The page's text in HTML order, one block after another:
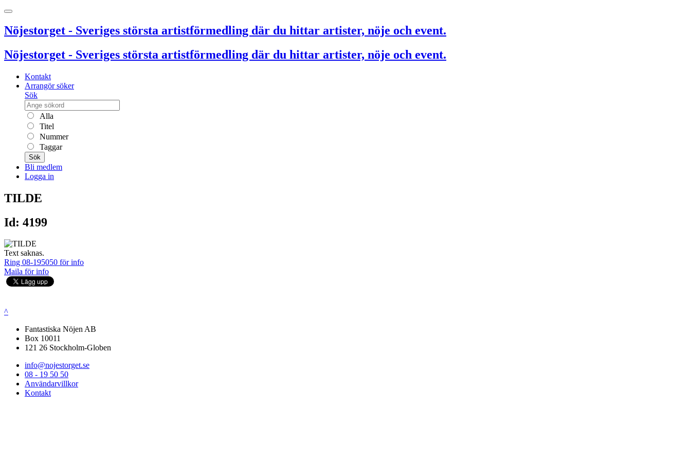
Nöjestorget - Sveriges största artistförmedling där du hittar artister, nöje och event.
Nöjestorget - Sveriges största artistförmedling där du hittar artister, nöje och event.
Kontakt
Arrangör söker
Sök
Alla
Titel
Nummer
Taggar
Sök
Bli medlem
Logga in
TILDE
Id: 4199
Text saknas.
Ring 08-195050 för info
Maila för info
^
Fantastiska Nöjen AB
Box 10011
121 26 Stockholm-Globen
info@nojestorget.se
08 - 19 50 50
Användarvillkor
Kontakt